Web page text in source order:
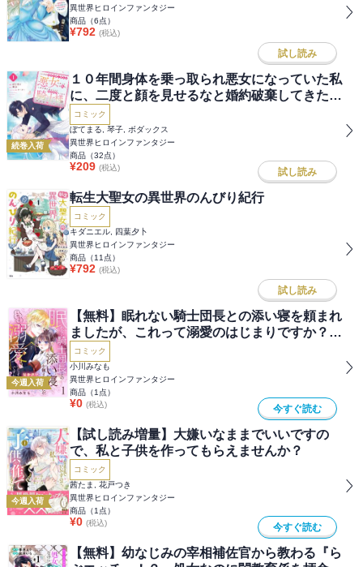
異世界ヒロインファンタジー
商品（6点）
¥792 (税込)
試し読み
続巻入荷
１０年間身体を乗っ取られ悪女になっていた私
に、二度と顔を見せるなと婚約破棄してきた騎
士様が今日も縋ってくる 分冊版
コミック
ぼてまる, 琴子, ボダックス
異世界ヒロインファンタジー
商品（32点）
¥209 (税込) 試し読み
転生大聖女の異世界のんびり紀行
コミック
キダニエル, 四葉夕卜
異世界ヒロインファンタジー
商品（11 点）
¥792 (税込)
試し読み
今週入荷
【無料】眠れない騎士団長との添い寝を頼まれ
ましたが、これって溺愛のはじまりですか？
分冊版
コミック
小川みなも
異世界ヒロインファンタジー
商品（1 点）
¥0 (税込) 今すぐ読む
今週入荷
【試し読み増量】大嫌いなままでいいですの
で、私と子供を作ってもらえませんか？
コミック
茜たま, 花戸つき
異世界ヒロインファンタジー
商品（1 点）
¥0 (税込) 今すぐ読む
【無料】幼なじみの宰相補佐官から教わる『ら